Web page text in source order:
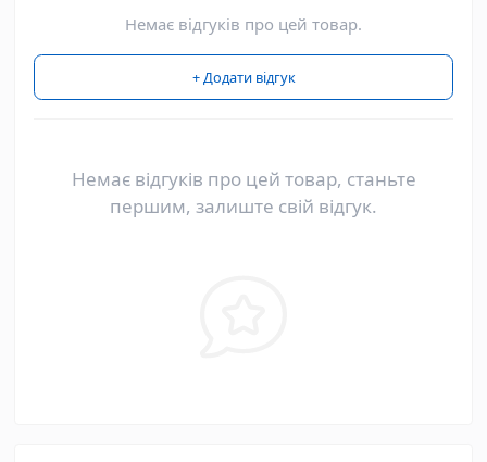
Немає відгуків про цей товар.
+ Додати відгук
Немає відгуків про цей товар, станьте
першим, залиште свій відгук.